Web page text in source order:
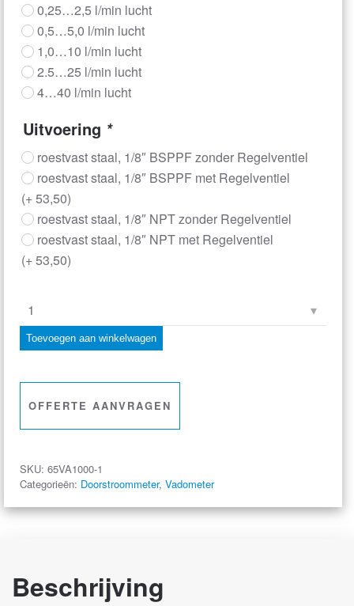
0,25…2,5 l/min lucht
0,5…5,0 l/min lucht
1,0…10 l/min lucht
2.5…25 l/min lucht
4…40 l/min lucht
Uitvoering *
roestvast staal, 1/8″ BSPPF zonder Regelventiel
roestvast staal, 1/8″ BSPPF met Regelventiel
(+53,50)
roestvast staal, 1/8″ NPT zonder Regelventiel
roestvast staal, 1/8″ NPT met Regelventiel
(+53,50)
RVS
Vadometer
S
cc
…
40
5…
Toevoegen aan winkelwagen
OFFERTE AANVRAGEN
SKU: 65VA1000-1
Categorieën: Doorstroommeter, Vadometer
Beschrijving